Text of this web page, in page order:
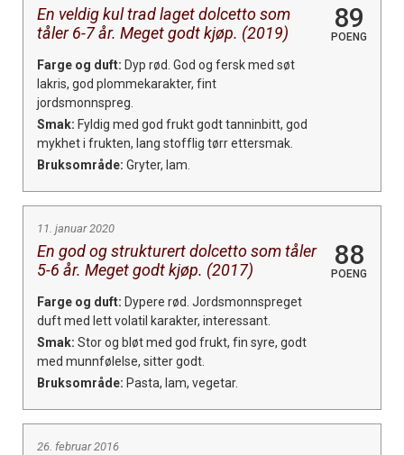
En veldig kul trad laget dolcetto som
tåler 6-7 år. Meget godt kjøp. (2019)
89
POENG
Farge og duft: Dyp rød. God og fersk med søt
lakris, god plommekarakter, fint
jordsmonnspreg.
Smak: Fyldig med god frukt godt tanninbitt, god
mykhet i frukten, lang stofflig tørr ettersmak.
Bruksområde: Gryter, lam.
11. januar 2020
En god og strukturert dolcetto som tåler
5-6 år. Meget godt kjøp. (2017)
88
POENG
Farge og duft: Dypere rød. Jordsmonnspreget
duft med lett volatil karakter, interessant.
Smak: Stor og bløt med god frukt, fin syre, godt
med munnfølelse, sitter godt.
Bruksområde: Pasta, lam, vegetar.
26. februar 2016